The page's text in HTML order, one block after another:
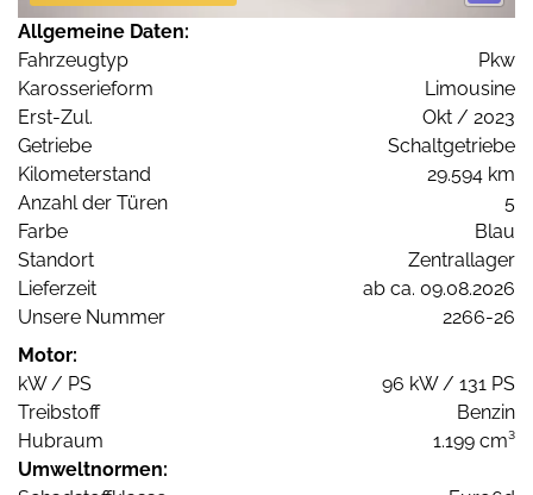
Allgemeine Daten:
Fahrzeugtyp
Pkw
Karosserieform
Limousine
Erst-Zul.
Okt / 2023
Getriebe
Schaltgetriebe
Kilometerstand
29.594 km
Anzahl der Türen
5
Farbe
Blau
Standort
Zentrallager
Lieferzeit
ab ca. 09.08.2026
Unsere Nummer
2266-26
Motor:
kW / PS
96 kW / 131 PS
Treibstoff
Benzin
Hubraum
1.199 cm³
Umweltnormen: